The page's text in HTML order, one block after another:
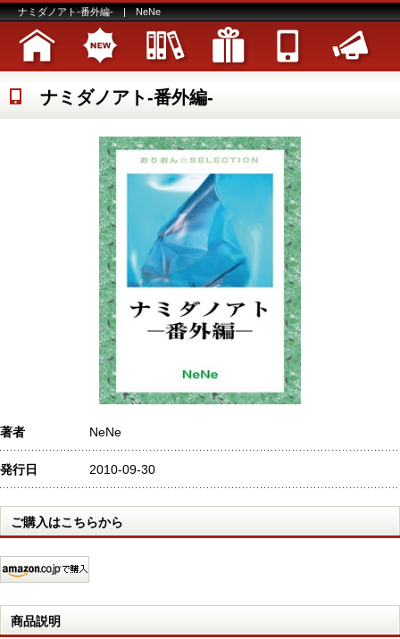
ナミダノアト-番外編- | NeNe
ナミダノアト-番外編-
著者 NeNe
発行日 2010-09-30
ご購入はこちらから
商品説明